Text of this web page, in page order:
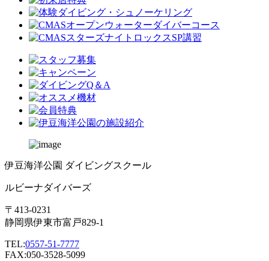
伊豆海洋公園 ダイビングスクール
ルビーナダイバーズ
〒413-0231
静岡県伊東市富戸829-1
TEL:0557-51-7777
FAX:050-3528-5099